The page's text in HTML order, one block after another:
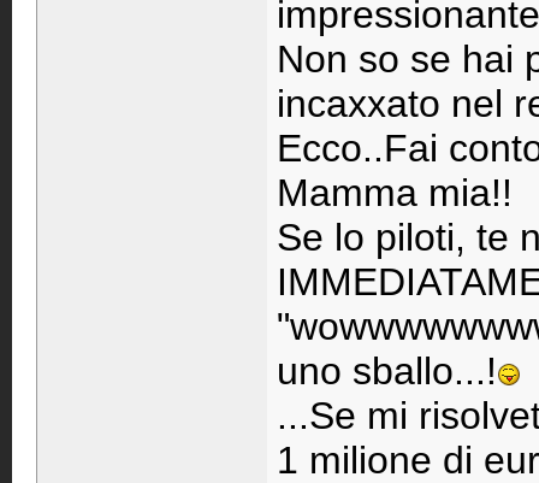
Non so se hai
incaxxato nel
Ecco..Fai
Mamma mia!!
Se lo piloti, te
uno sballo...!
...Se mi
1 milione di